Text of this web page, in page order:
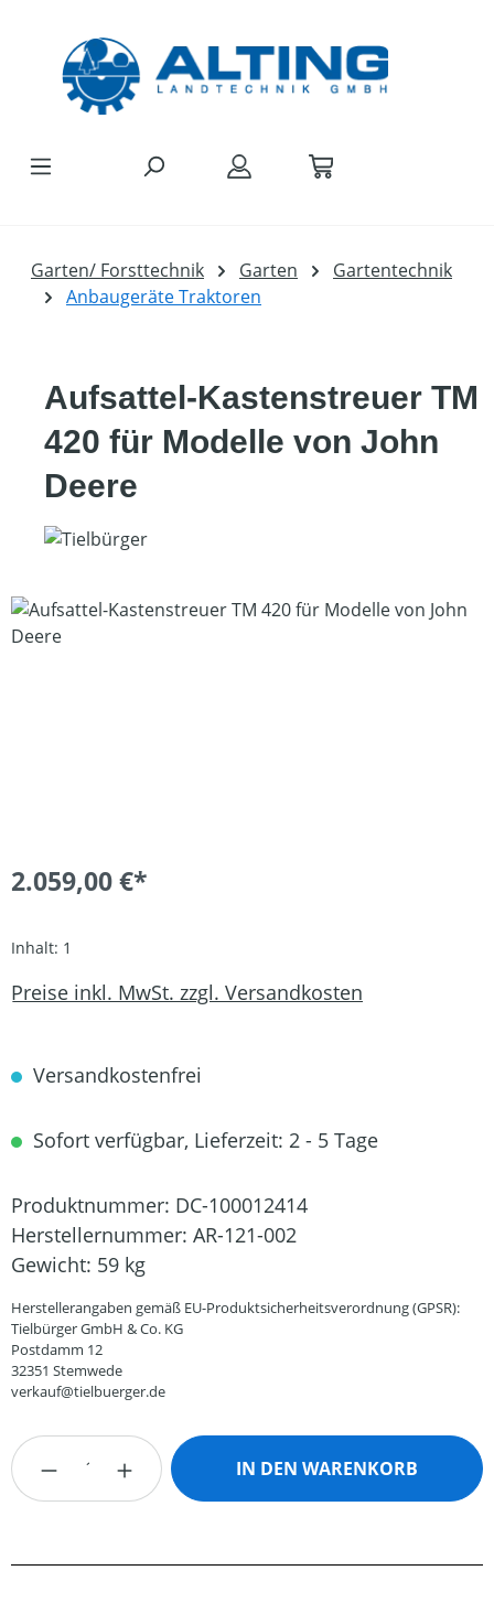
Garten/ Forsttechnik Garten
Gartentechnik
Anbaugeräte Traktoren
Aufsattel-Kastenstreuer TM
420 für Modelle von John
Deere
Bildergalerie überspringen
2.059,00 €*
Inhalt: 1
Preise inkl. MwSt. zzgl. Versandkosten
Versandkostenfrei
Sofort verfügbar, Lieferzeit: 2 - 5 Tage
Produktnummer: DC-100012414
Herstellernummer: AR-121-002
Gewicht: 59 kg
Herstellerangaben gemäß EU-Produktsicherheitsverordnung (GPSR):
Tielbürger GmbH & Co. KG
Postdamm 12
32351 Stemwede
verkauf@tielbuerger.de
Produkt Anzahl: Gib den gewünschten
IN DEN WARENKORB